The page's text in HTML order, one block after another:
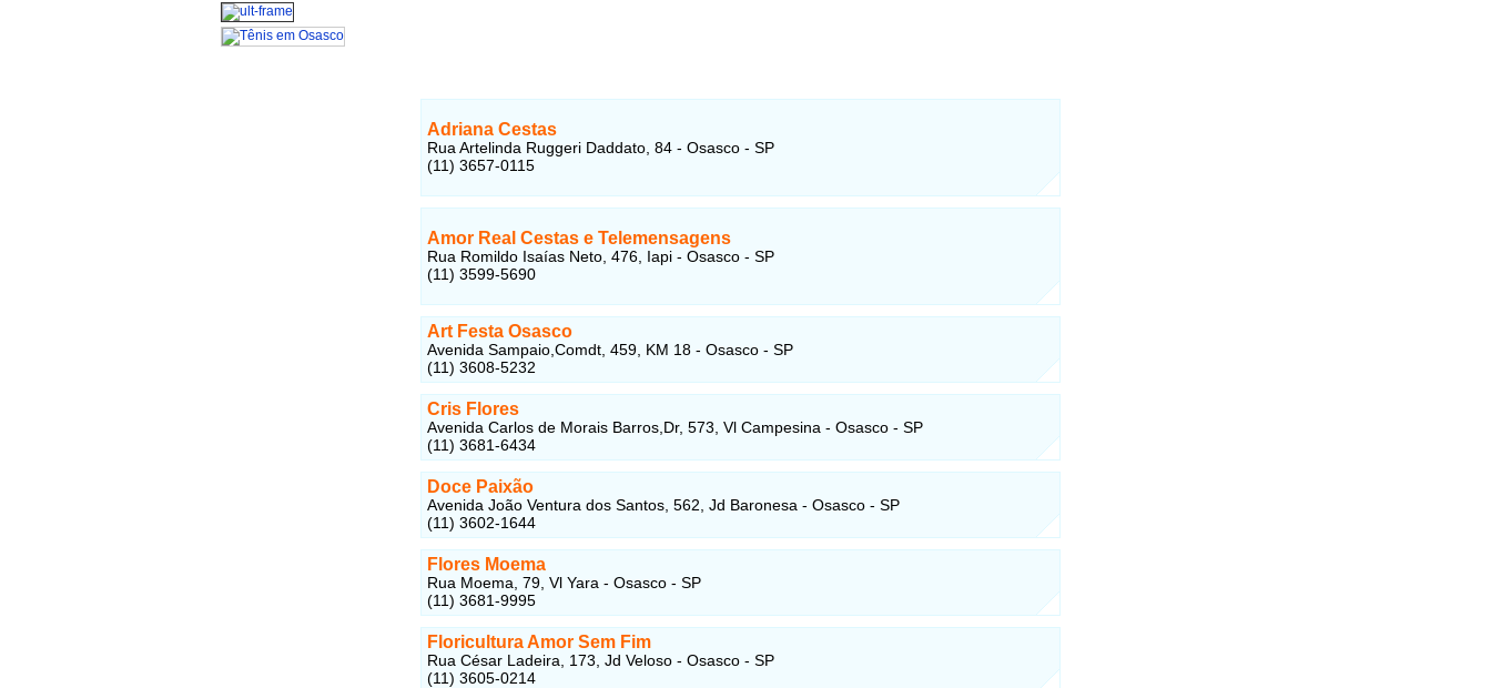
Adriana Cestas
Rua Artelinda Ruggeri Daddato, 84 - Osasco - SP
(11) 3657-0115
Amor Real Cestas e Telemensagens
Rua Romildo Isaías Neto, 476, Iapi - Osasco - SP
(11) 3599-5690
Art Festa Osasco
Avenida Sampaio,Comdt, 459, KM 18 - Osasco - SP
(11) 3608-5232
Cris Flores
Avenida Carlos de Morais Barros,Dr, 573, Vl Campesina - Osasco - SP
(11) 3681-6434
Doce Paixão
Avenida João Ventura dos Santos, 562, Jd Baronesa - Osasco - SP
(11) 3602-1644
Flores Moema
Rua Moema, 79, Vl Yara - Osasco - SP
(11) 3681-9995
Floricultura Amor Sem Fim
Rua César Ladeira, 173, Jd Veloso - Osasco - SP
(11) 3605-0214